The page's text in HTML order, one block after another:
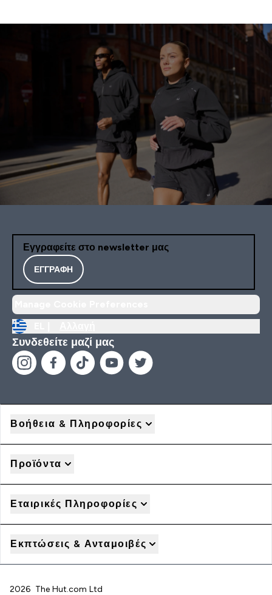
Εγγραφείτε στο newsletter μας
ΕΓΓΡΑΦΉ
Συνδεθείτε μαζί μας
Βοήθεια & Πληροφορίες
Προϊόντα
Εταιρικές Πληροφορίες
Εκπτώσεις & Ανταμοιβές
2026 The Hut.com Ltd